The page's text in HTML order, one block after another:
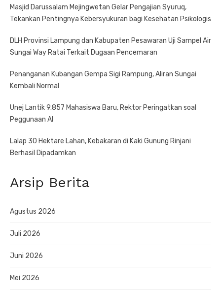
Masjid Darussalam Mejingwetan Gelar Pengajian Syuruq,
Tekankan Pentingnya Kebersyukuran bagi Kesehatan Psikologis
DLH Provinsi Lampung dan Kabupaten Pesawaran Uji Sampel Air
Sungai Way Ratai Terkait Dugaan Pencemaran
Penanganan Kubangan Gempa Sigi Rampung, Aliran Sungai
Kembali Normal
Unej Lantik 9.857 Mahasiswa Baru, Rektor Peringatkan soal
Peggunaan AI
Lalap 30 Hektare Lahan, Kebakaran di Kaki Gunung Rinjani
Berhasil Dipadamkan
Arsip Berita
Agustus 2026
Juli 2026
Juni 2026
Mei 2026